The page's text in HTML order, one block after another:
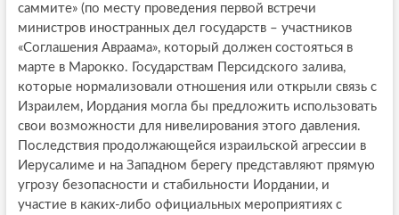
саммите» (по месту проведения первой встречи
министров иностранных дел государств – участников
«Соглашения Авраама», который должен состояться в
марте в Марокко. Государствам Персидского залива,
которые нормализовали отношения или открыли связь с
Израилем, Иордания могла бы предложить использовать
свои возможности для нивелирования этого давления.
Последствия продолжающейся израильской агрессии в
Иерусалиме и на Западном берегу представляют прямую
угрозу безопасности и стабильности Иордании, и
участие в каких-либо официальных мероприятиях с